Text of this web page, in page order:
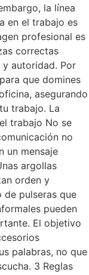
la línea
en el trabajo es
profesional es
correctas
autoridad. Por
que domines
asegurando
trabajo. La
trabajo No se
no
un mensaje
argollas
orden y
de pulseras que
pueden
El objetivo
palabras, no que
3 Reglas